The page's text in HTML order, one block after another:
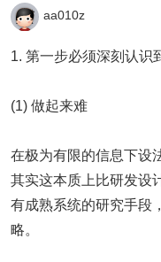
aa010z
1. 第一步必须深刻认
(1) 做起来难
在极为有限的信息下设
其实这本质上比研发设
有成熟系统的研究手段
略。